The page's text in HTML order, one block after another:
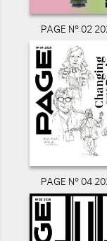
PAGE N° 02
PAGE N° 04